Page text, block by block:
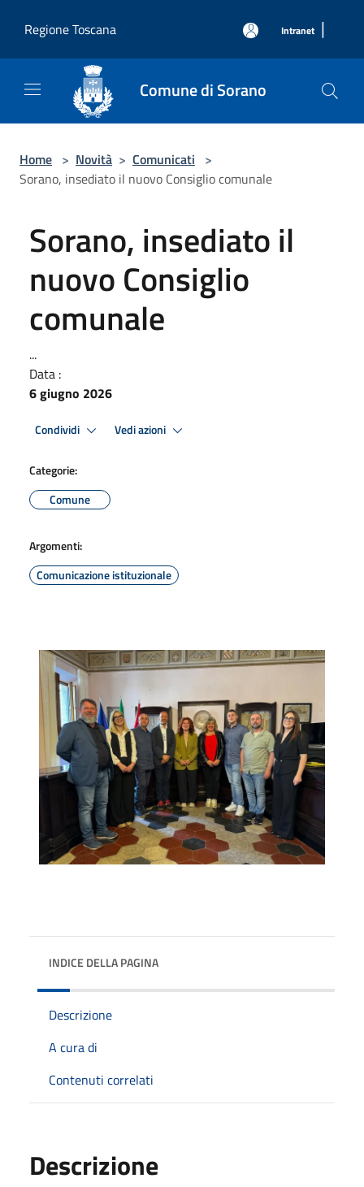
Regione Toscana
Intranet |
Comune di Sorano
Home > Novità > Comunicati >
Sorano, insediato il nuovo Consiglio comunale
Sorano, insediato il
nuovo Consiglio
comunale
...
Data :
6 giugno 2026
Condividi Vedi azioni
Categorie:
Comune
Argomenti:
Comunicazione istituzionale
INDICE DELLA PAGINA
Descrizione
A cura di
Contenuti correlati
Descrizione